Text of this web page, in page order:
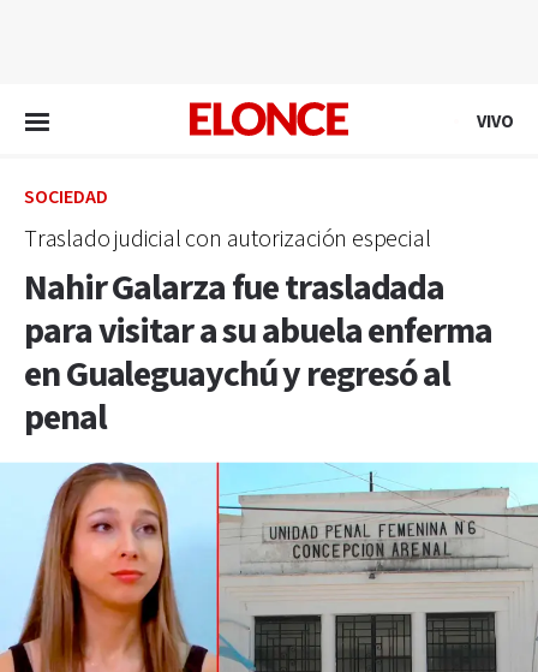
VIVO
SOCIEDAD
Traslado judicial con autorización especial
Nahir Galarza fue trasladada
para visitar a su abuela enferma
en Gualeguaychú y regresó al
penal